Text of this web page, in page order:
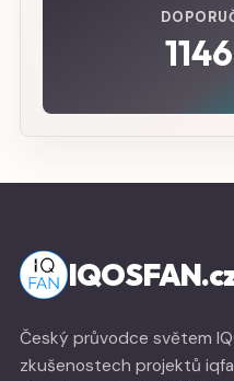
Český průvodce světem
zkušenostech projektů